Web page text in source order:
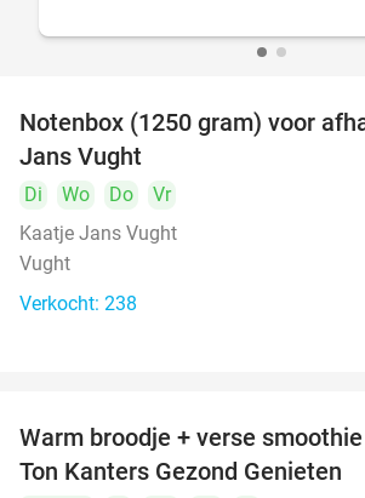
Notenbox (1250 gram) voor
Jans Vught
Di Wo Do
Vr
Kaatje Jans Vught
Vught
Verkocht: 238
Warm broodje + verse
Ton Kanters Gezond Genieten